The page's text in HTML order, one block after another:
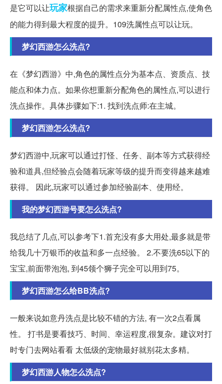
是它可以让玩家根据自己的需求来重新分配属性点,使角色
的能力得到最大程度的提升。109洗属性点可以让玩。
梦幻西游怎么洗点?
在《梦幻西游》中,角色的属性点分为基本点、资质点、技
能点和体力点。如果你想重新分配角色的属性点,可以进行
洗点操作。具体步骤如下:1. 找到洗点师:在主城。
梦幻西游怎么洗点?
梦幻西游中,玩家可以通过打怪、任务、副本等方式获得经
验和道具,但经验点会随着玩家等级的提升而变得越来越难
获得。 因此,玩家可以通过参加经验副本、使用经。
我的梦幻西游号要怎么洗点?
我总结了几点,可以参考下1.首充没有多大用处,最多就是带
给我几十万银币的收益和多一点经验。 2.不要洗65以下的
宝宝,前面带泡泡, 到45领个狮子完全可以用到75。
梦幻西游怎么给BB洗点?
一般来说如意丹洗点是比较不错的方法, 有一次2点看属
性。 打书是要看技巧、时间、幸运程度,很复杂。建议对打
时专门去网站看看 太低级的宠物最好就别花太多精。
梦幻西游人物怎么洗点?